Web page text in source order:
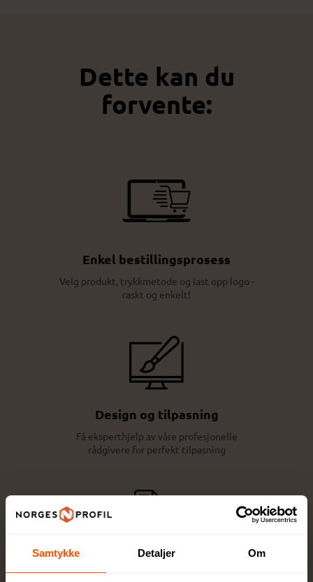
Samtykke Detaljer Om
Dette kan du
forvente:
Enkel bestillingsprosess
Velg produkt, trykkmetode og last opp logo -
raskt og enkelt!
Design og tilpasning
Få eksperthjelp av våre profesjonelle
rådgivere for perfekt tilpasning